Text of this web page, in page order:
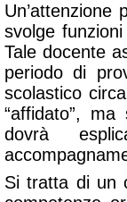
Un’attenzione
svolge
Tale docente
periodo di
scolastico
“affidato”,
dovrà
Si tratta di un